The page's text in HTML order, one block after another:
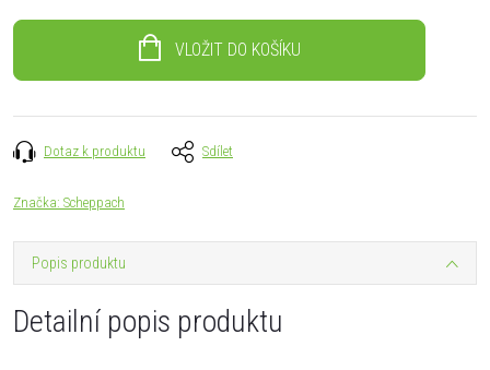
VLOŽIT DO KOŠÍKU
Dotaz k produktu Sdílet
Značka: Scheppach
Popis produktu
Detailní popis produktu